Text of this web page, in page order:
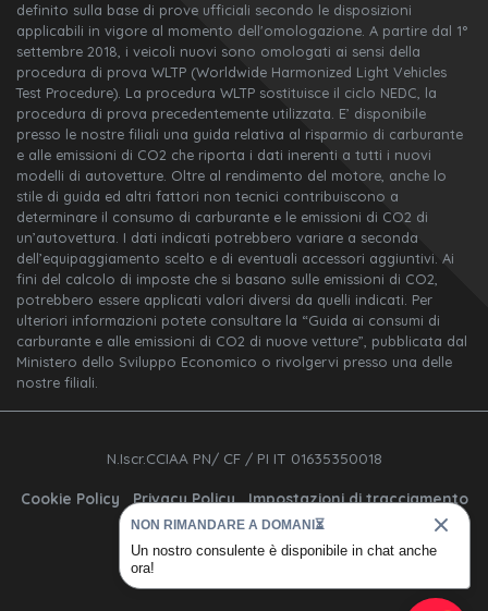
definito sulla base di prove ufficiali secondo le disposizioni
applicabili in vigore al momento dell'omologazione. A partire dal 1°
settembre 2018, i veicoli nuovi sono omologati ai sensi della
procedura di prova WLTP (Worldwide Harmonized Light Vehicles
Test Procedure). La procedura WLTP sostituisce il ciclo NEDC, la
procedura di prova precedentemente utilizzata. E’ disponibile
presso le nostre filiali una guida relativa al risparmio di carburante
e alle emissioni di CO2 che riporta i dati inerenti a tutti i nuovi
modelli di autovetture. Oltre al rendimento del motore, anche lo
stile di guida ed altri fattori non tecnici contribuiscono a
determinare il consumo di carburante e le emissioni di CO2 di
un’autovettura. I dati indicati potrebbero variare a seconda
dell’equipaggiamento scelto e di eventuali accessori aggiuntivi. Ai
fini del calcolo di imposte che si basano sulle emissioni di CO2,
potrebbero essere applicati valori diversi da quelli indicati. Per
ulteriori informazioni potete consultare la “Guida ai consumi di
carburante e alle emissioni di CO2 di nuove vetture”, pubblicata dal
Ministero dello Sviluppo Economico o rivolgervi presso una delle
nostre filiali.
N.Iscr.CCIAA PN/ CF / PI IT 01635350018
Cookie Policy Privacy Policy Impostazioni di tracciamento
NON RIMANDARE A DOMANI⏳
Un nostro consulente è disponibile in chat anche
ora!